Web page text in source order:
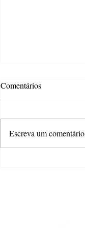
Comentários
Escreva um comentário